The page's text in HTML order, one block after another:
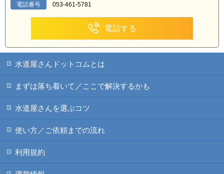
電話番号 053-461-5781
電話する
水道屋さんドットコムとは
まずは落ち着いて／ここで解決するかも
水道屋さんを選ぶコツ
使い方／ご依頼までの流れ
利用規約